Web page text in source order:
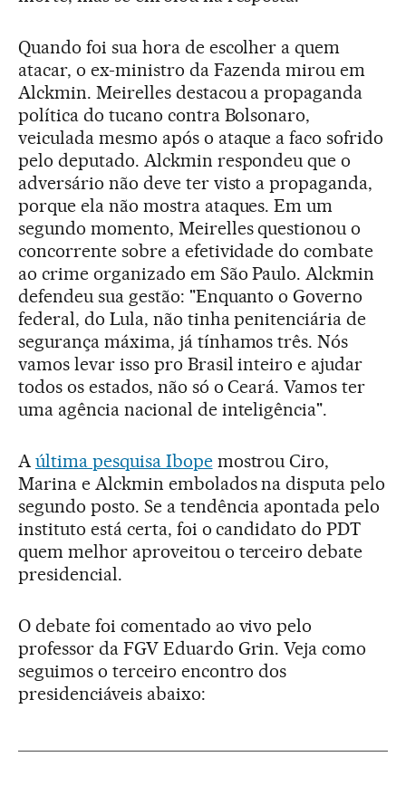
Quando foi sua hora de escolher a quem
atacar, o ex-ministro da Fazenda mirou em
Alckmin. Meirelles destacou a propaganda
política do tucano contra Bolsonaro,
veiculada mesmo após o ataque a faco sofrido
pelo deputado. Alckmin respondeu que o
adversário não deve ter visto a propaganda,
porque ela não mostra ataques. Em um
segundo momento, Meirelles questionou o
concorrente sobre a efetividade do combate
ao crime organizado em São Paulo. Alckmin
defendeu sua gestão: "Enquanto o Governo
federal, do Lula, não tinha penitenciária de
segurança máxima, já tínhamos três. Nós
vamos levar isso pro Brasil inteiro e ajudar
todos os estados, não só o Ceará. Vamos ter
uma agência nacional de inteligência".
Aúltima pesquisa Ibopemostrou Ciro,
Marina e Alckmin embolados na disputa pelo
segundo posto. Se a tendência apontada pelo
instituto está certa, foi o candidato do PDT
quem melhor aproveitou o terceiro debate
presidencial.
O debate foi comentado ao vivo pelo
professor da FGV Eduardo Grin. Veja como
seguimos o terceiro encontro dos
presidenciáveis abaixo: